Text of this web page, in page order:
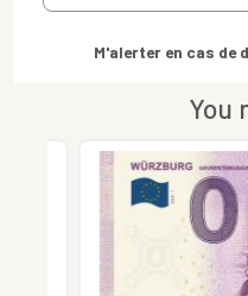
M'alerter en cas de
You